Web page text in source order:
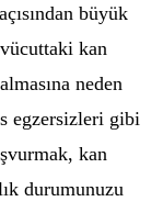
büyük
kan
neden
egzersizleri gibi
kan
durumunuzu